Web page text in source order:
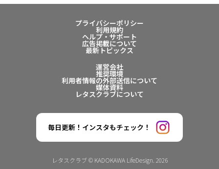
プライバシーポリシー
利用規約
ヘルプ・サポート
広告掲載について
最新トピックス
運営会社
推奨環境
利用者情報の外部送信について
媒体資料
レタスクラブについて
毎日更新！インスタもチェック！
レタスクラブ © KADOKAWA LifeDesign. 2026